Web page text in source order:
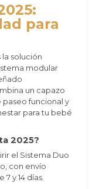
para
la solución
modular
un capazo
funcional y
para tu bebé
2025?
el Sistema Duo
con envío
y 14 días.